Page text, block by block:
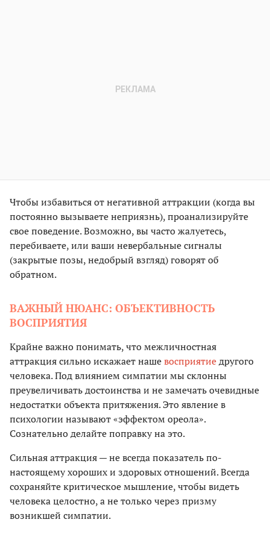
Чтобы избавиться от негативной аттракции (когда вы
постоянно вызываете неприязнь), проанализируйте
свое поведение. Возможно, вы часто жалуетесь,
перебиваете, или ваши невербальные сигналы
(закрытые позы, недобрый взгляд) говорят об
обратном.
ВАЖНЫЙ НЮАНС: ОБЪЕКТИВНОСТЬ
ВОСПРИЯТИЯ
Крайне важно понимать, что межличностная
аттракция сильно искажает нашевосприятиедругого
человека. Под влиянием симпатии мы склонны
преувеличивать достоинства и не замечать очевидные
недостатки объекта притяжения. Это явление в
психологии называют «эффектом ореола».
Сознательно делайте поправку на это.
Сильная аттракция — не всегда показатель по-
настоящему хороших и здоровых отношений. Всегда
сохраняйте критическое мышление, чтобы видеть
человека целостно, а не только через призму
возникшей симпатии.